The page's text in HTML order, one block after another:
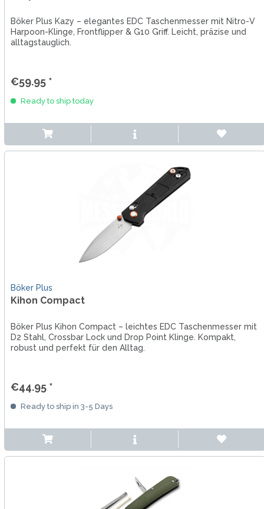
Böker Plus Kazy – elegantes EDC Taschenmesser mit Nitro-V
Harpoon-Klinge, Frontflipper & G10 Griff. Leicht, präzise und
alltagstauglich.
€59.95 *
Ready to ship today
Böker Plus
Kihon Compact
Böker Plus Kihon Compact – leichtes EDC Taschenmesser mit
D2 Stahl, Crossbar Lock und Drop Point Klinge. Kompakt,
robust und perfekt für den Alltag.
€44.95 *
Ready to ship in 3-5 Days